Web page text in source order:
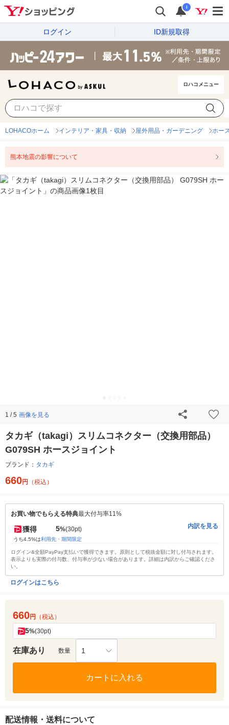
i
ログイン ID新規取得
ロハコメニュー
LOHACOホーム インテリア・家具・収納 屋外用品・ガーデニング ホー
熊本地震の影響について
1 / 5 画像を見る
タカギ（takagi）スリムコネクター（交換用部品）
G079SH ホースジョイント
ブランド： タカギ
660円 （税込）
お買い物でもらえる特典最大付与率11%
獲得 5%(30pt)
うち4.5%は利用先・期間限定
内訳を見る
ログイン&全額PayPay支払いで獲得できます。原則として税抜金額に対し付与されます。
表示よりも実際の付与数、付与率が少ない場合があります。詳細は内訳からご確認くださ
い。
ログインはこちら
660円 （税込）
5%(30pt)
在庫あり 数量 1
カートに入れる
配送情報・送料について